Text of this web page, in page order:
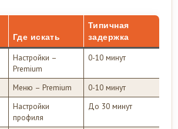
Где искать
Типичная
задержка
Настройки –
Premium
0-10 минут
Меню – Premium
0-10 минут
Настройки
профиля
До 30 минут